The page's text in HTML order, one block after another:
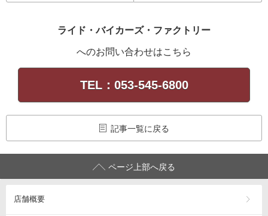
ライド・バイカーズ・ファクトリー
へのお問い合わせはこちら
TEL：053-545-6800
記事一覧に戻る
ページ上部へ戻る
店舗概要